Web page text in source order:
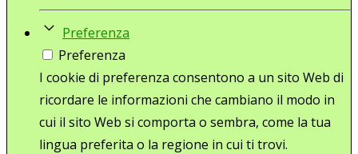
Preferenza
Preferenza
I cookie di preferenza consentono a un sito Web di
ricordare le informazioni che cambiano il modo in
cui il sito Web si comporta o sembra, come la tua
lingua preferita o la regione in cui ti trovi.